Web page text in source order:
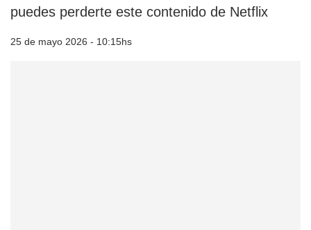
puedes perderte este contenido de Netflix
25 de mayo 2026 - 10:15hs